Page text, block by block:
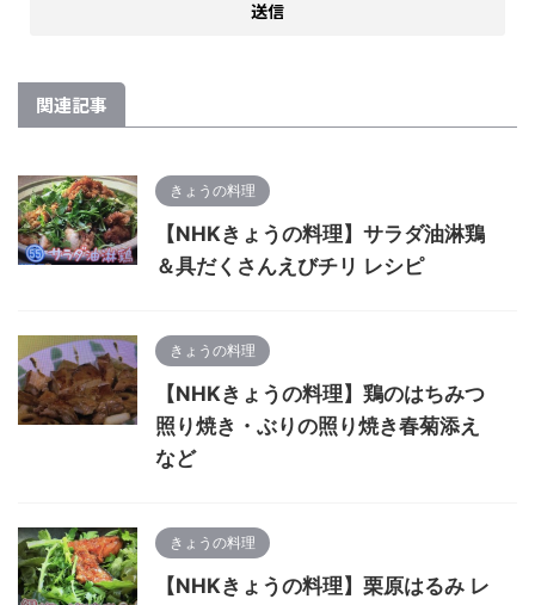
関連記事
きょうの料理
【NHKきょうの料理】サラダ油淋鶏
＆具だくさんえびチリ レシピ
きょうの料理
【NHKきょうの料理】鶏のはちみつ
照り焼き・ぶりの照り焼き春菊添え
など
きょうの料理
【NHKきょうの料理】栗原はるみ レ